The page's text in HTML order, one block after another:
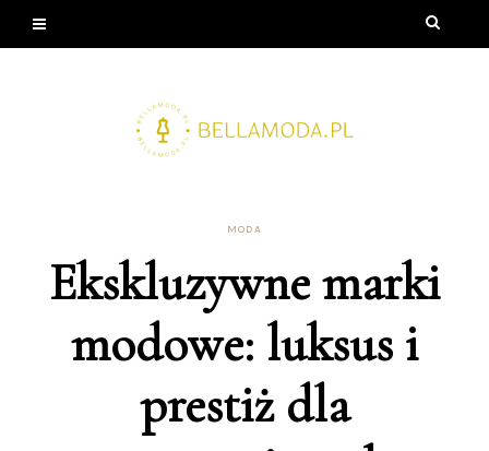
MODA
Ekskluzywne marki
modowe: luksus i
prestiż dla